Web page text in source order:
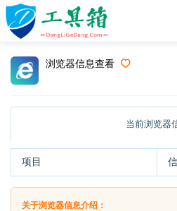
浏览器信息查看
当前浏览器
项目
关于浏览器信息介绍：